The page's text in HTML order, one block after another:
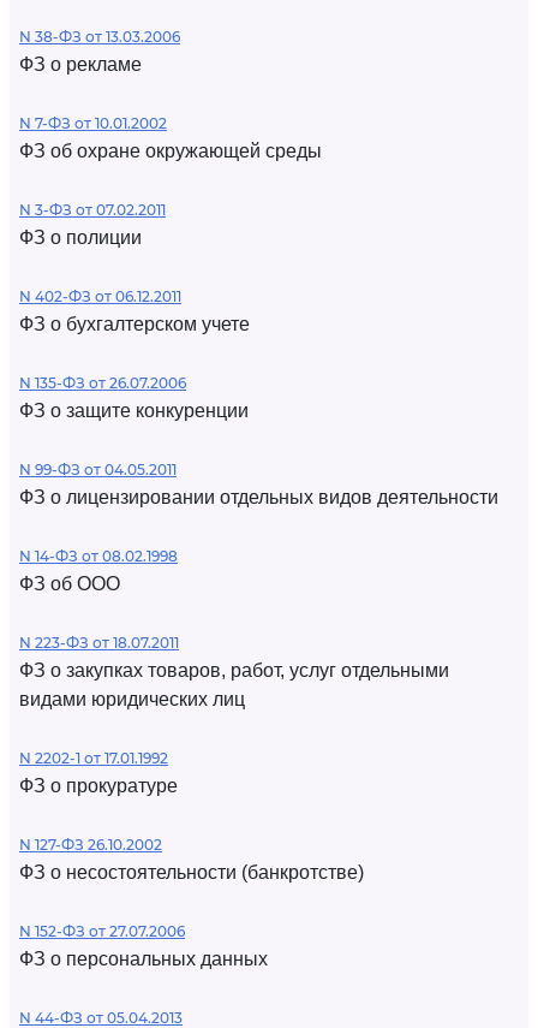
N 38-ФЗ от 13.03.2006
ФЗ о рекламе
N 7-ФЗ от 10.01.2002
ФЗ об охране окружающей среды
N 3-ФЗ от 07.02.2011
ФЗ о полиции
N 402-ФЗ от 06.12.2011
ФЗ о бухгалтерском учете
N 135-ФЗ от 26.07.2006
ФЗ о защите конкуренции
N 99-ФЗ от 04.05.2011
ФЗ о лицензировании отдельных видов деятельности
N 14-ФЗ от 08.02.1998
ФЗ об ООО
N 223-ФЗ от 18.07.2011
ФЗ о закупках товаров, работ, услуг отдельными
видами юридических лиц
N 2202-1 от 17.01.1992
ФЗ о прокуратуре
N 127-ФЗ 26.10.2002
ФЗ о несостоятельности (банкротстве)
N 152-ФЗ от 27.07.2006
ФЗ о персональных данных
N 44-ФЗ от 05.04.2013